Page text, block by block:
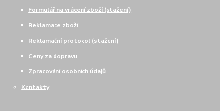
Formulář na vrácení zboží (stažení)
Reklamace zboží
Reklamační protokol (stažení)
Ceny za dopravu
Zpracování osobních údajů
Kontakty